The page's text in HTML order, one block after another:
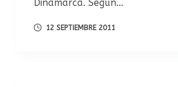
Dinamarca. Según…
12 SEPTIEMBRE 2011